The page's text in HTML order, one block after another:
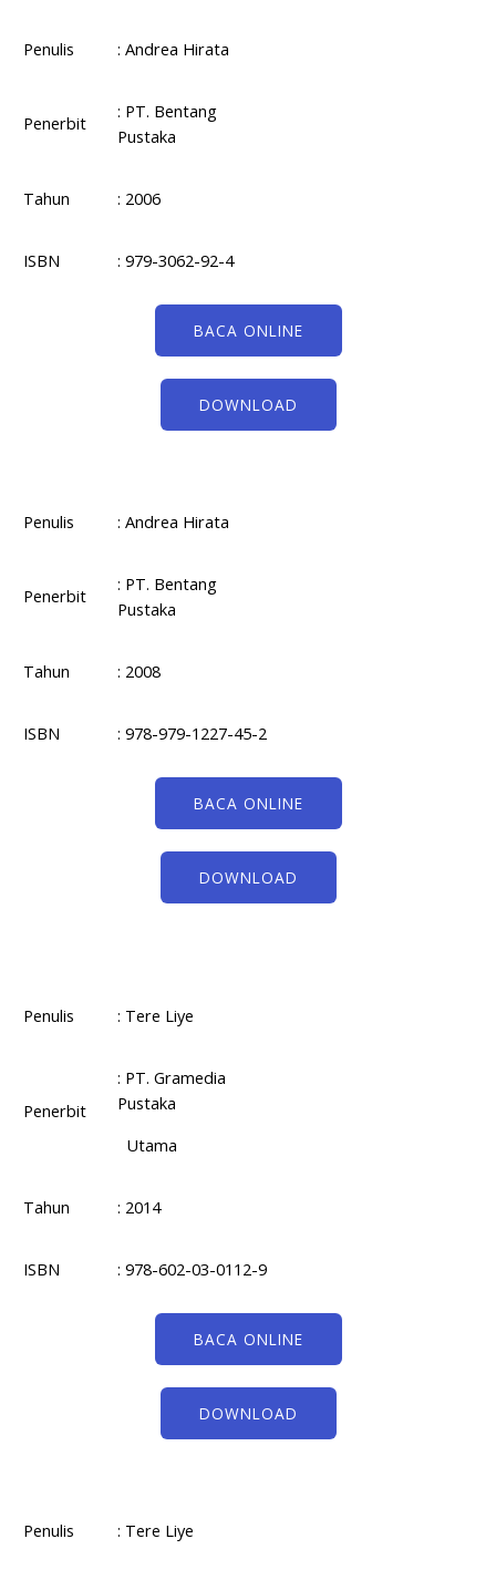
Penulis : Andrea Hirata
Penerbit
: PT. Bentang
Pustaka
Tahun : 2006
ISBN : 979-3062-92-4
BACA ONLINE
DOWNLOAD
Penulis : Andrea Hirata
Penerbit
: PT. Bentang
Pustaka
Tahun : 2008
ISBN : 978-979-1227-45-2
BACA ONLINE
DOWNLOAD
Penulis : Tere Liye
Penerbit
: PT. Gramedia
Pustaka
Utama
Tahun : 2014
ISBN : 978-602-03-0112-9
BACA ONLINE
DOWNLOAD
Penulis : Tere Liye